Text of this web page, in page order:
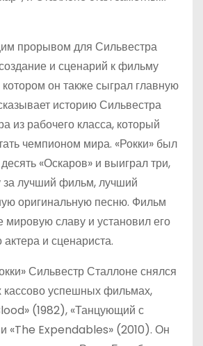
прорывом для Сильвестра
и сценарий к фильму
котором он также сыграл главную
историю Сильвестра
из рабочего класса, который
чемпионом мира. «Рокки» был
«Оскаров» и выиграл три,
за лучший фильм, лучший
оригинальную песню. Фильм
мировую славу и установил его
актера и сценариста.
Сильвестр Сталлоне снялся
кассово успешных фильмах,
(1982), «Танцующий с
«The Expendables» (2010). Он